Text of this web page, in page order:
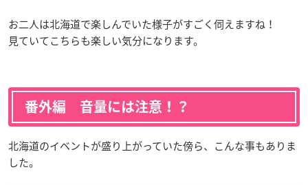
お二人は北海道で楽しんでいた様子がすごく伺えますね！
見ていてこちらも楽しい気分になります。
番外編 音量には注意！？
北海道のイベントが盛り上がっていた傍ら、こんな事もありま
した。